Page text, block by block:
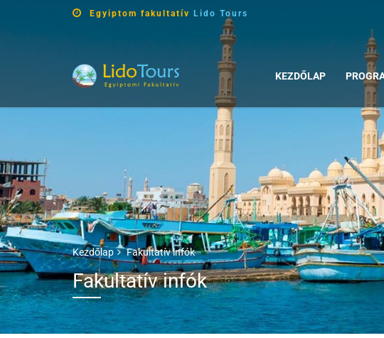
Egyiptom fakultatív Lido Tours
KEZDŐLAP
Kezdőlap Fakultatív infók
Fakultatív infók